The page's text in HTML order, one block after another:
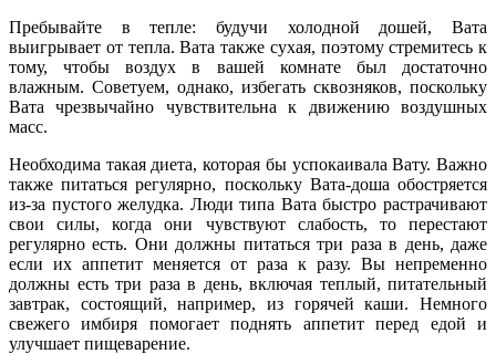
Пребывайте в тепле: будучи холодной дошей, Вата
выигрывает от тепла. Вата также сухая, поэтому стремитесь к
тому, чтобы воздух в вашей комнате был достаточно
влажным. Советуем, однако, избегать сквозняков, поскольку
Вата чрезвычайно чувствительна к движению воздушных
масс.
Необходима такая диета, которая бы успокаивала Вату. Важно
также питаться регулярно, поскольку Вата-доша обостряется
из-за пустого желудка. Люди типа Вата быстро растрачивают
свои силы, когда они чувствуют слабость, то перестают
регулярно есть. Они должны питаться три раза в день, даже
если их аппетит меняется от раза к разу. Вы непременно
должны есть три раза в день, включая теплый, питательный
завтрак, состоящий, например, из горячей каши. Немного
свежего имбиря помогает поднять аппетит перед едой и
улучшает пищеварение.